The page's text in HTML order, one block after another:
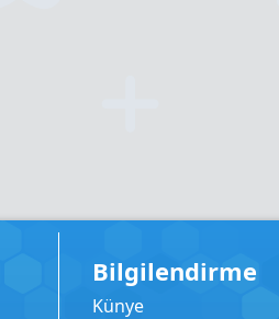
Bilgilendirme
Künye